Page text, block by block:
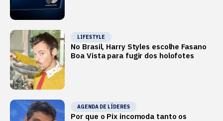
LIFESTYLE
No Brasil, Harry Styles escolhe Fasano
Boa Vista para fugir dos holofotes
AGENDA DE LÍDERES
Por que o Pix incomoda tanto os